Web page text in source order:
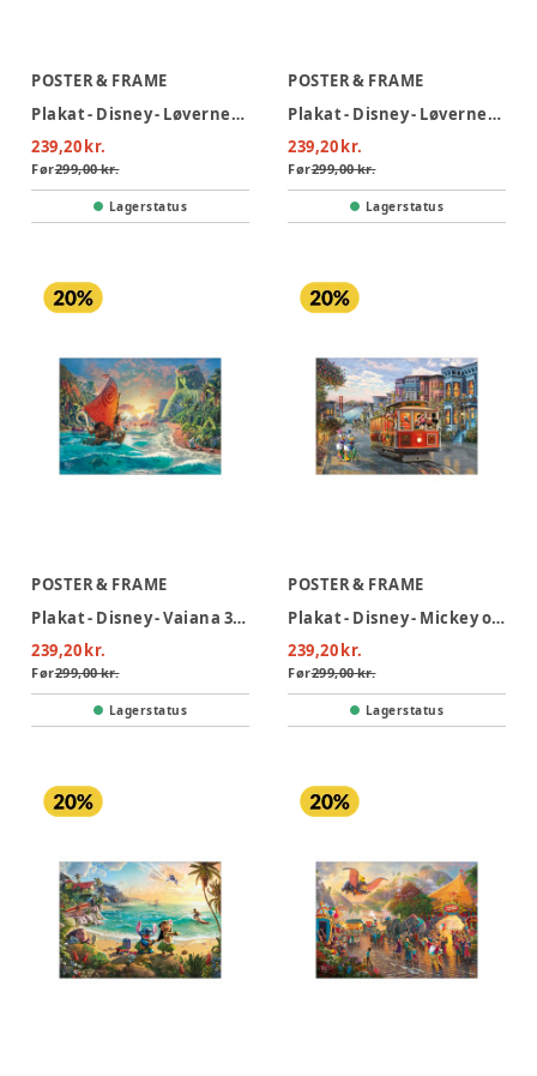
POSTER & FRAME
Plakat - Disney - Løvernes Konge 30x40
239,20 kr.
Før299,00 kr.
Lagerstatus
POSTER & FRAME
Plakat - Disney - Løvernes Konge 30x40
239,20 kr.
Før299,00 kr.
Lagerstatus
POSTER & FRAME
Plakat - Disney - Vaiana 30x40
239,20 kr.
Før299,00 kr.
Lagerstatus
POSTER & FRAME
Plakat - Disney - Mickey og Minnie Mouse 30x40
239,20 kr.
Før299,00 kr.
Lagerstatus